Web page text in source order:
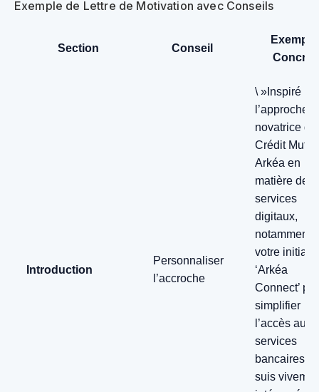
Exemple de Lettre de Motivation avec Conseils
Section Conseil
Exemple
Concret
Introduction
Personnaliser
l’accroche
\ »Inspiré
l’approche
novatrice de
Crédit
Arkéa en
matière de
services
digitaux,
notamment
votre
‘Arkéa
Connect’
simplifier
l’accès aux
services
bancaires, je
suis